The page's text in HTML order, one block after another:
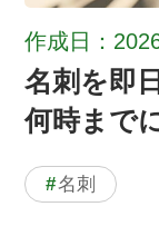
作成日：
名刺を即
何時まで
#名刺